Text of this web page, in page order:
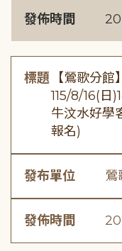
發佈時間
標題 【鶯歌分
115/8/16(日
牛汶水好學
報名)
發布單位 鶯
發佈時間